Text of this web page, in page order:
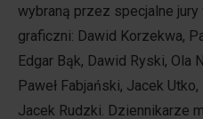
wybraną przez specjalne jury
graficzni: Dawid Korzekwa,
Edgar Bąk, Dawid Ryski, Ola
Paweł Fabjański, Jacek
Jacek Rudzki. Dziennikarze